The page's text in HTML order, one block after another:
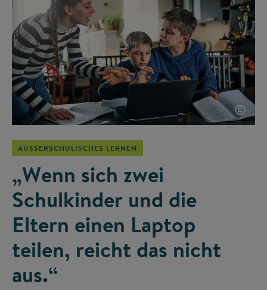
©
AUSSERSCHULISCHES LERNEN
„Wenn sich zwei
Schulkinder und die
Eltern einen Laptop
teilen, reicht das nicht
aus.“